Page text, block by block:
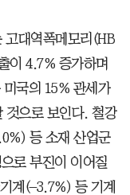
고대역폭메모리(HB
이 4.7% 증가하며
국의 15% 관세가
것으로 보인다. 철강
등 소재 산업군
로 부진이 이어질
계(–3.7%) 등 기계